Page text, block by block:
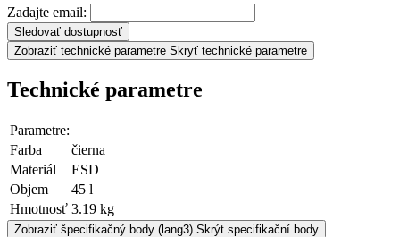
Zadajte email:
Sledovať dostupnosť
Zobraziť technické parametre Skryť technické parametre
Technické parametre
Parametre:
Farba
čierna
Materiál
ESD
Objem
45 l
Hmotnosť 3.19 kg
Zobraziť špecifikačný body (lang3) Skrýt specifikační body